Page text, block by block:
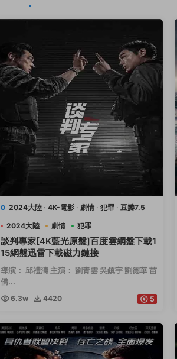
2024大陸 · 4K-電影 · 劇情 · 犯罪 · 豆瓣7.5
2024大陸 劇情 犯罪
談判專家[4K藍光原盤]百度雲網盤下載1
15網盤迅雷下載磁力鏈接
導演： 邱禮濤 主演： 劉青雲 吳鎮宇 劉德華 苗
僑...
6.3w 4420 5